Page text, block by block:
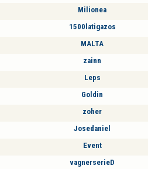
Milionea
1500latigazos
MALTA
zainn
Leps
Goldin
zoher
Josedaniel
Event
vagnerserieD